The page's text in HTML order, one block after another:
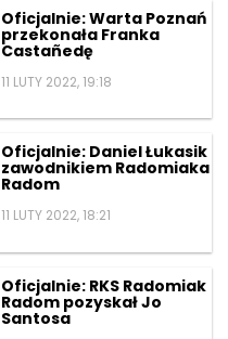
Oficjalnie: Warta Poznań
przekonała Franka
Castañedę
11 LUTY 2022, 19:18
Oficjalnie: Daniel Łukasik
zawodnikiem Radomiaka
Radom
11 LUTY 2022, 18:21
Oficjalnie: RKS Radomiak
Radom pozyskał Jo
Santosa